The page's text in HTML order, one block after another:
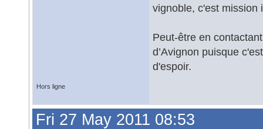
vignoble, c'est mission
Peut-être en
d’Avignon puisque
d'espoir.
Hors ligne
Fri 27 May 2011 08:53